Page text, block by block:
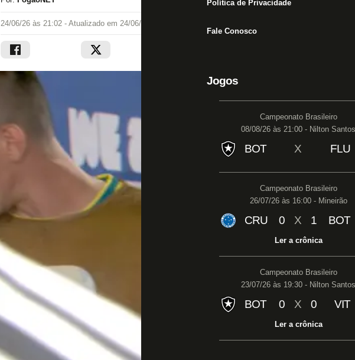
Política de Privacidade
Fale Conosco
Jogos
Campeonato Brasileiro
08/08/26 às 21:00 - Nilton Santos
BOT X FLU
Campeonato Brasileiro
26/07/26 às 16:00 - Mineirão
CRU 0 X 1 BOT
Ler a crônica
Campeonato Brasileiro
23/07/26 às 19:30 - Nilton Santos
BOT 0 X 0 VIT
Ler a crônica
24/06/26 às 21:02 - Atualizado em 24/06/26 às 21:17